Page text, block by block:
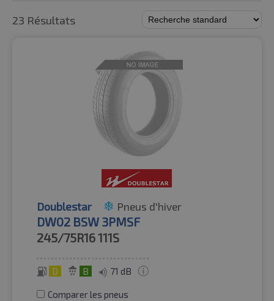
23 Résultats
Doublestar Pneus d'hiver
DW02 BSW 3PMSF
245/75R16111S
D B 71 dB
Comparer les pneus